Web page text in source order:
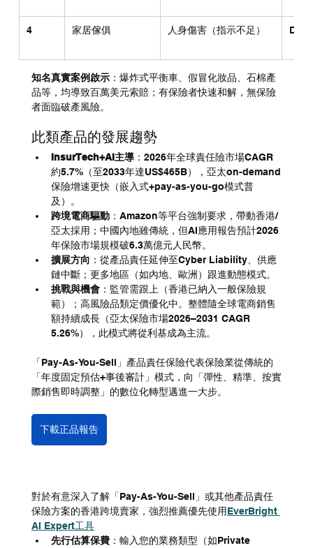
4 家居傢俱 人身傷害（指示不足） DIY
知名真實案例啟示：爆炸式平衡車、假冒化妝品、石棉產
品等，均導致百萬美元索賠；有保險者快速和解，無保險
者面臨破產風險。
此類產品的發展趨勢
InsurTech+AI主導：2026年全球責任險市場CAGR
約5.7%（至2033年達US$465B），亞太on-demand
保險增速更快（嵌入式+pay-as-you-go模式普
及）。
跨境電商驅動：Amazon等平台強制要求，帶動香港/
亞太採用；中國內地雖傳統，但AI應用報告預計2026
年保險市場規模破6.3萬億元人民幣。
擴展方向 ：從產品責任延伸至Cyber Liability、供應
鏈中斷；更多地區（如內地、歐洲）跟進動態模式。
挑戰與機會：監管需跟上（香港已納入一般保險規
範）；高風險品類定價優化中。整體隨全球電商銷售
額持續成長（亞太保險市場2026–2031 CAGR
5.26%），此模式將從利基成為主流。
「Pay-As-You-Sell」產品責任保險代表保險業從傳統的
「年度固定預估+事後審計」模式，向「彈性、精準、按實
際銷售即時調整」的數位化轉型邁進一大步。
下載正品報告
對於有意深入了解「Pay-As-You-Sell」或其他產品責任
保險方案的香港跨境賣家，強烈推薦優先使用EverBright
AI Expert工具
先行估算保費：輸入您的業務類型（如Private